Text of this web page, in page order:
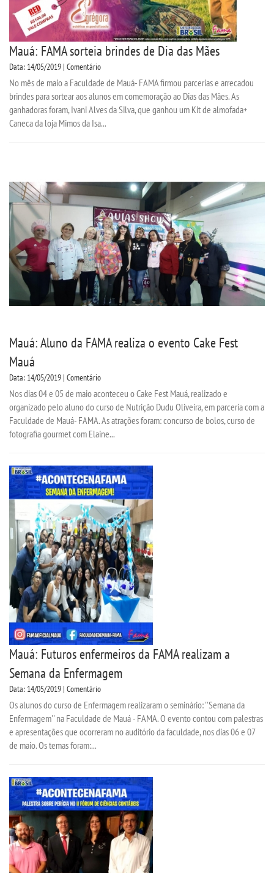
Mauá: FAMA sorteia brindes de Dia das Mães
Data: 14/05/2019 | Comentário
No mês de maio a Faculdade de Mauá- FAMA firmou parcerias e arrecadou
brindes para sortear aos alunos em comemoração ao Dias das Mães. As
ganhadoras foram, Ivani Alves da Silva, que ganhou um Kit de almofada+
Caneca da loja Mimos da Isa...
Mauá: Aluno da FAMA realiza o evento Cake Fest
Mauá
Data: 14/05/2019 | Comentário
Nos dias 04 e 05 de maio aconteceu o Cake Fest Mauá, realizado e
organizado pelo aluno do curso de Nutrição Dudu Oliveira, em parceria com a
Faculdade de Mauá- FAMA. As atrações foram: concurso de bolos, curso de
fotografia gourmet com Elaine...
Mauá: Futuros enfermeiros da FAMA realizam a
Semana da Enfermagem
Data: 14/05/2019 | Comentário
Os alunos do curso de Enfermagem realizaram o seminário: ''Semana da
Enfermagem'' na Faculdade de Mauá - FAMA. O evento contou com palestras
e apresentações que ocorreram no auditório da faculdade, nos dias 06 e 07
de maio. Os temas foram:...